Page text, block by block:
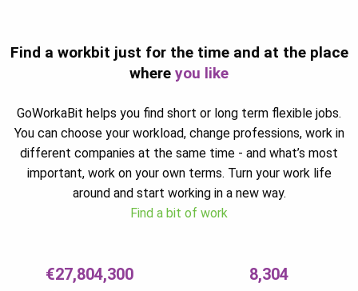
Find a workbit just for the time and at the place
where you like
GoWorkaBit helps you find short or long term flexible jobs.
You can choose your workload, change professions, work in
different companies at the same time - and what’s most
important, work on your own terms. Turn your work life
around and start working in a new way.
Find a bit of work
€27,804,300 8,304